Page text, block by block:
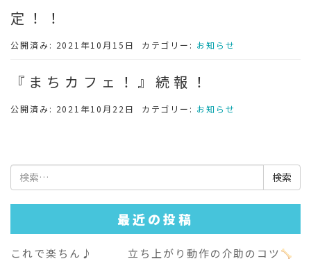
定！！
公開済み: 2021年10月15日 カテゴリー: お知らせ
『まちカフェ！』続報！
公開済み: 2021年10月22日 カテゴリー: お知らせ
検
索:
最近の投稿
これで楽ちん♪ 立ち上がり動作の介助のコツ